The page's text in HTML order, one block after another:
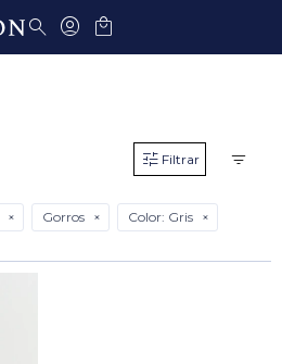
Gorros Color: Gris